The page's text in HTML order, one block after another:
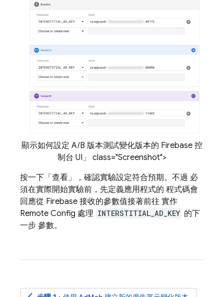
顯示如何設定 A/B 版本測試變化版本的 Firebase 控
制台 UI」 class="Screenshot">
按一下「查看」
，確認實驗設定符合預期。不過 必
須在實際開始實驗前，先定義應用程式的 程式碼會
回應從 Firebase 接收的參數值接著前往 實作
Remote Config 處理 INTERSTITIAL_AD_KEY 的下
一步 參數。